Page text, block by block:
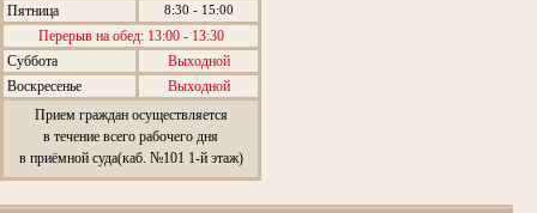
Пятница 8:30 - 15:00
Перерыв на обед: 13:00 - 13:30
Суббота
Выходной
Воскресенье
Выходной
Прием граждан осуществляется
в течение всего рабочего дня
в приёмной суда(каб. №101 1-й этаж)